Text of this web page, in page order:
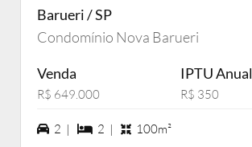
Barueri / SP
Condomínio Nova Barueri
Venda
R$ 649.000
IPTU Anual
R$ 350
2 vagas na garagem
2 | 2 dormiórios
2 | 100m²